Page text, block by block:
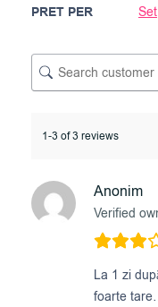
PRET PER Set
1-3 of 3 reviews
Anonim
Verified
La 1 zi
foarte